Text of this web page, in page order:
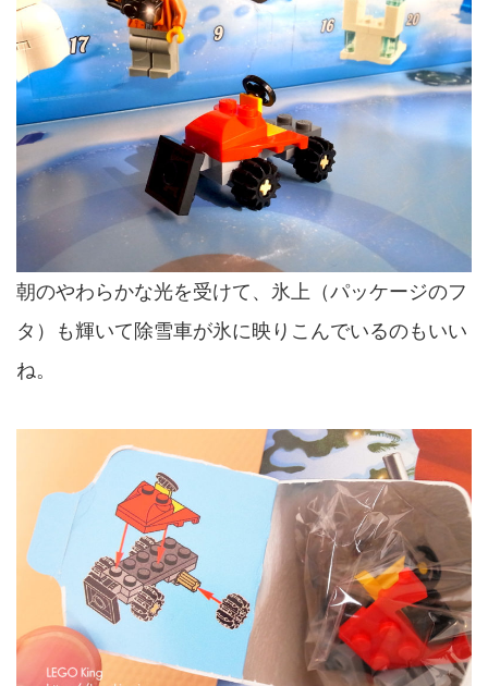
朝のやわらかな光を受けて、氷上（パッケージのフ
タ）も輝いて除雪車が氷に映りこんでいるのもいい
ね。